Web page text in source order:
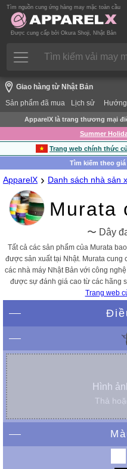
Tìm nguồn cung ứng hàng may mặc toàn cầu
Được cung cấp bởi Okura Shoji, Nhật Bản
Giao hàng từ Nhật Bản
Sản phẩm đã mua
Lịch sử
ApparelX là trang thương mại
Summer
Trang web chính thức
Tìm kiếm theo
ApparelX › Danh sách nhà sản
Murata
〜 Dây
Tất cả các sản phẩm của Murata
được sản xuất tại Nhật. Murata
các nhà máy Nhật Bản với công
được sự đánh giá cao từ các hãng
Trang web
Hình
Thả